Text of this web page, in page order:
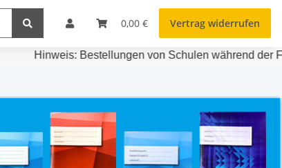
0,00 € Vertrag widerrufen
Hinweis: Bestellungen von Schulen während der